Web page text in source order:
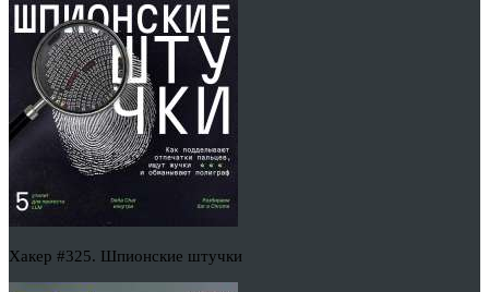
Хакер #325. Шпионские штучки